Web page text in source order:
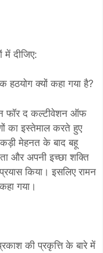
में दीजिए:
हठयोग क्यों कहा गया है?
फॉर द कल्टीवेशन ऑफ
का इस्तेमाल करते हुए
मेहनत के बाद बहू
और अपनी इच्छा शक्ति
किया। इसलिए रामन
गया।
की प्रकृत्ति के बारे में